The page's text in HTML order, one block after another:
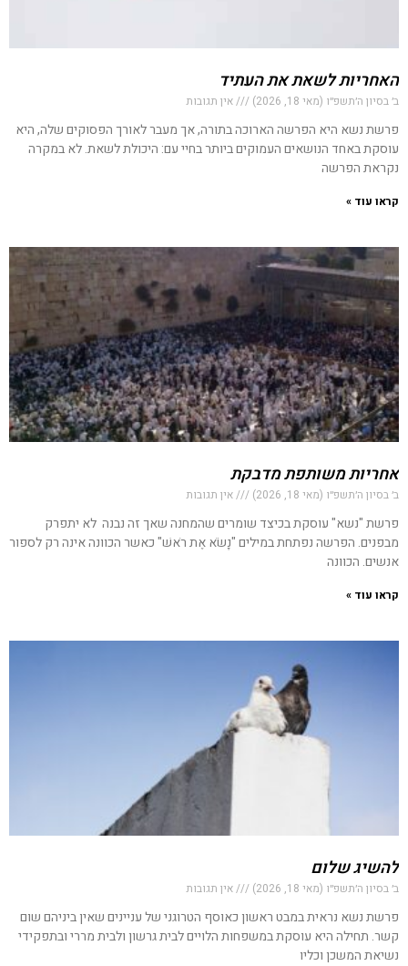
האחריות לשאת את העתיד
ב׳ בסיון ה׳תשפ״ו (מאי 18, 2026) אין תגובות
פרשת נשא היא הפרשה הארוכה בתורה, אך מעבר לאורך הפסוקים שלה, היא
עוסקת באחד הנושאים העמוקים ביותר בחיי עם: היכולת לשאת. לא במקרה
נקראת הפרשה
קראו עוד »
אחריות משותפת מדבקת
ב׳ בסיון ה׳תשפ״ו (מאי 18, 2026) אין תגובות
פרשת "נשא" עוסקת בכיצד שומרים שהמחנה שאך זה נבנה לא יתפרק
מבפנים. הפרשה נפתחת במילים "נָשֹׂא אֶת רֹאשׁ" כאשר הכוונה אינה רק לספור
אנשים. הכוונה
קראו עוד »
להשיג שלום
ב׳ בסיון ה׳תשפ״ו (מאי 18, 2026) אין תגובות
פרשת נשא נראית במבט ראשון כאוסף הטרוגני של עניינים שאין ביניהם שום
קשר. תחילה היא עוסקת במשפחות הלויים לבית גרשון ולבית מררי ובתפקידי
נשיאת המשכן וכליו